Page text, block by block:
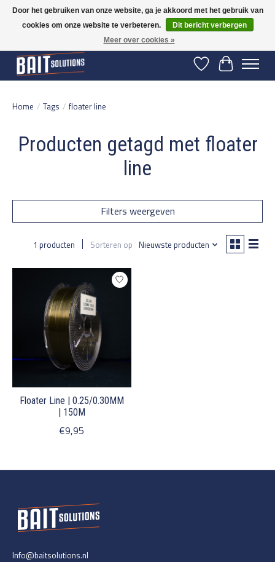
Gratis verzending vanaf 50 euro binnen NL | Op voorraad binnen 2-5 werkdagen
verzonden | België vanaf 70 euro gratis verzonden
Verlanglijst
Home / Tags / floater line
Producten getagd met floater
line
Filters weergeven
1 producten Sorteren op Nieuwste producten
Floater Line | 0.25/0.30MM
| 150M
€9,95
Info@baitsolutions.nl
Door het gebruiken van onze website, ga je akkoord met het gebruik van
cookies om onze website te verbeteren.
Dit bericht verbergen
Meer over cookies »